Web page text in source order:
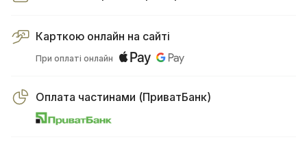
Карткою онлайн на сайті
При оплаті онлайн
Оплата частинами (ПриватБанк)